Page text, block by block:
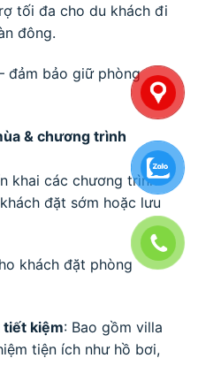
tối đa cho du khách đi
đông.
đảm bảo giữ phòng
& chương trình
khai các chương trình
đặt sớm hoặc lưu
khách đặt phòng
tiết kiệm: Bao gồm villa
tiện ích như hồ bơi,